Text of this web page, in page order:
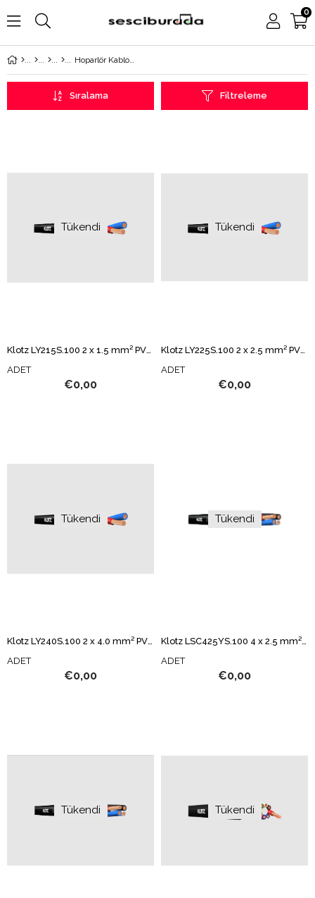
0
Hoparlör Kablosu
Filtreleme
Sıralama
Tükendi
ADET
€0,00
Tükendi
ADET
€0,00
Tükendi
Klotz LY240S.100 2 x 4.0 mm² PVC HOPARLÖR KABLOSU
ADET
€0,00
Tükendi
Klotz LSC425YS.100 4 x 2.5 mm² PVC HOPARLÖR KABLOSU
ADET
€0,00
Tükendi Tükendi